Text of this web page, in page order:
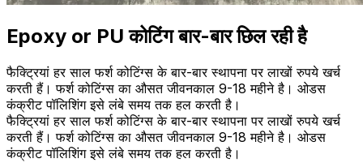
Epoxy or PU कोटिंग बार-बार छिल रही है
फैक्ट्रियां हर साल फर्श कोटिंग्स के बार-बार स्थापना पर लाखों रुपये खर्च
करती हैं। फर्श कोटिंग्स का औसत जीवनकाल 9-18 महीने है। ओडस
कंक्रीट पॉलिशिंग इसे लंबे समय तक हल करती है।
फैक्ट्रियां हर साल फर्श कोटिंग्स के बार-बार स्थापना पर लाखों रुपये खर्च
करती हैं। फर्श कोटिंग्स का औसत जीवनकाल 9-18 महीने है। ओडस
कंक्रीट पॉलिशिंग इसे लंबे समय तक हल करती है।